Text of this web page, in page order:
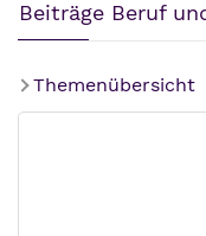
Beiträge Beruf
Themenübersicht